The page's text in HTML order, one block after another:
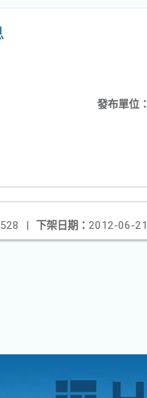
發布單位：
下架日期： 2012-06-21
528 |